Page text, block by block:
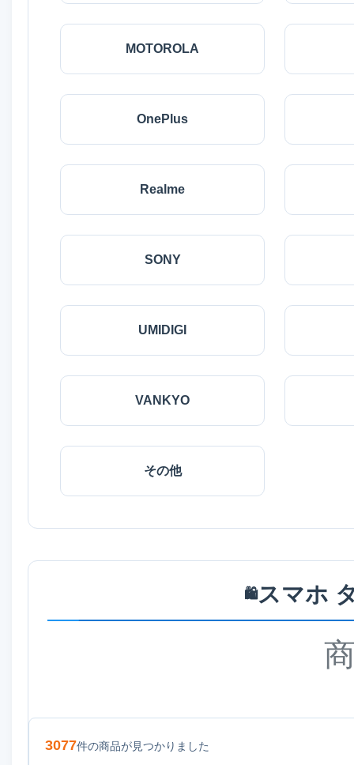
MOTOROLA
OnePlus
Realme
SONY
UMIDIGI
VANKYO
その他
🛍️スマホ
3077件の商品が見つかりました